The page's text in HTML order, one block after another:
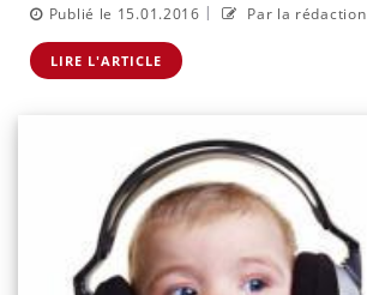
Publié le 15.01.2016 | Par la rédaction
LIRE L'ARTICLE